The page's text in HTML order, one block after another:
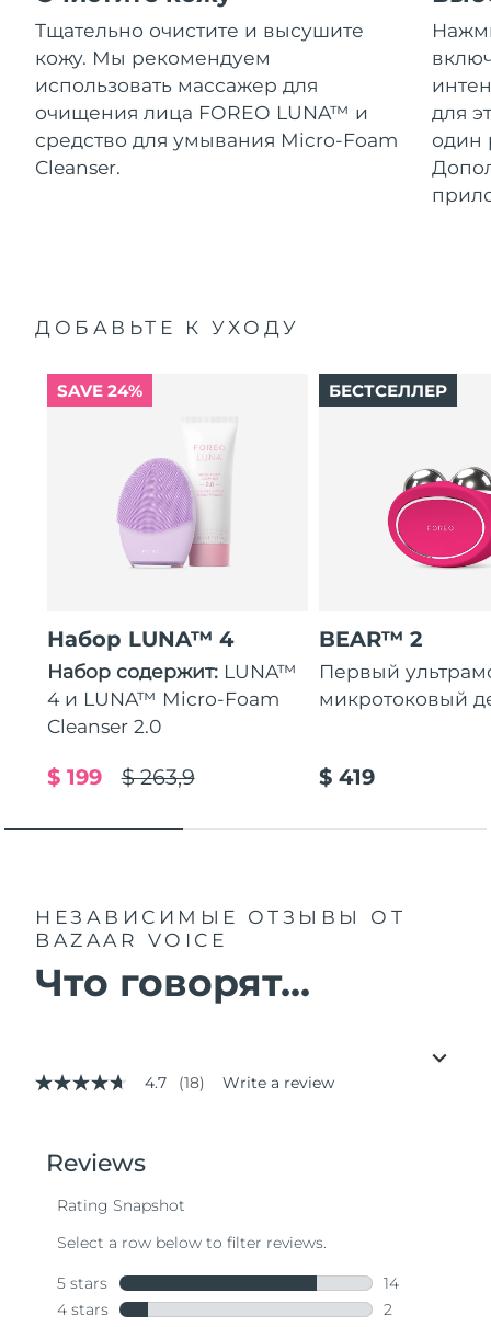
Тщательно очистите и высушите
кожу. Мы рекомендуем
использовать массажер для
очищения лица FOREO LUNA™ и
средство для умывания Micro-Foam
Cleanser.
для
один
ДОБАВЬТЕ К УХОДУ
SAVE 24%
Набор LUNA™ 4
Набор содержит: LUNA™
4 и LUNA™ Micro-Foam
Cleanser 2.0
$ 263,9
$ 199
BEAR™ 2
Первый
микротоковый
$ 419
БЕСТСЕЛЛЕР
НЕЗАВИСИМЫЕ ОТЗЫВЫ
ОТ
BAZAAR VOICE
Что говорят...
4.7
stars,
average
value.
Same
page
link.
4.7 (18) Write a review